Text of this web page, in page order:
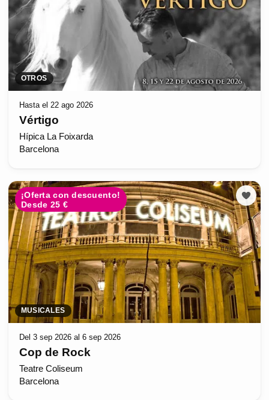
OTROS
Hasta el 22 ago 2026
Vértigo
Hípica La Foixarda
Barcelona
¡Oferta con descuento!
Desde 25 €
MUSICALES
Del 3 sep 2026 al 6 sep 2026
Cop de Rock
Teatre Coliseum
Barcelona